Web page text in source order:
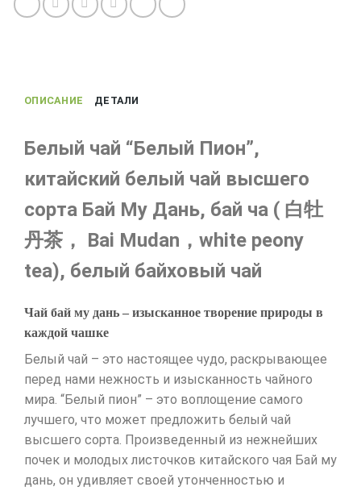
китайский
высшего
ОПИСАНИЕ ДЕТАЛИ
Белый чай “Белый Пион”,
китайский белый чай высшего
сорта Бай Му Дань, бай ча ( 白牡
丹茶， Bai Mudan，white peony
tea), белый байховый чай
Чай бай му дань – изысканное творение природы в
каждой чашке
Белый чай – это настоящее чудо, раскрывающее
перед нами нежность и изысканность чайного
мира. “Белый пион” – это воплощение самого
лучшего, что может предложить белый чай
высшего сорта. Произведенный из нежнейших
почек и молодых листочков китайского чая Бай му
дань, он удивляет своей утонченностью и